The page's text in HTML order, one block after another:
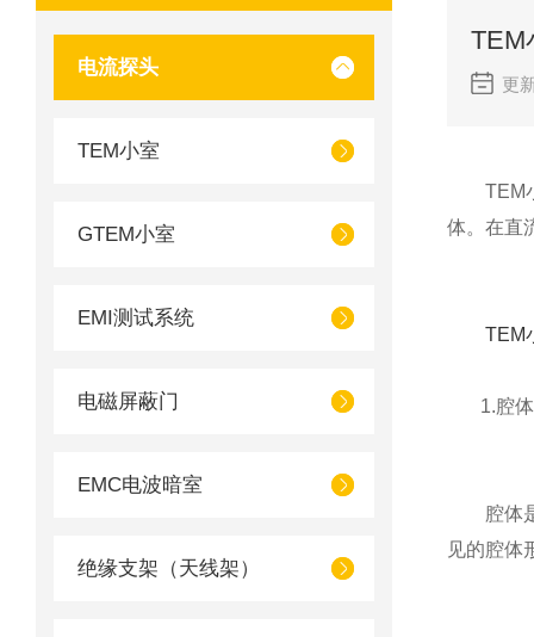
电流探头
TEM小室
GTEM小室
EMI测试系统
电磁屏蔽门
EMC电波暗室
绝缘支架（天线架）
TEM
更
TEM小
体。在直
TEM
1.腔体
腔体是
见的腔体